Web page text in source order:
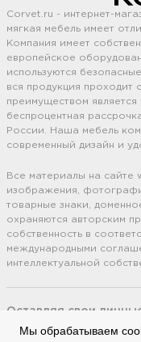
Corvet.ru - интернет-
мягкая мебель имеет
Компания имеет
европейское
используются
вся продукция проходит
преимуществом
беспроцентная
России. Наша мебель
современный дизайн и
Все материалы на сайте
изображения,
товарные знаки,
охраняются авторским
собственность в
международными
интеллектуальной
Оставляя свои
конфиденциальности.
Сайт
Мы обрабатываем